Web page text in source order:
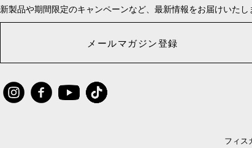
新製品や期間限定のキャンペーンなど、最新情報をお届けいたし
メールマガジン登録
フィス